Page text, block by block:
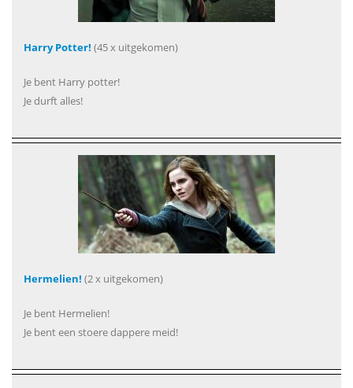
Harry Potter! (45 x uitgekomen)
Je bent Harry potter!
Je durft alles!
Hermelien! (2 x uitgekomen)
Je bent Hermelien!
Je bent een stoere dappere meid!